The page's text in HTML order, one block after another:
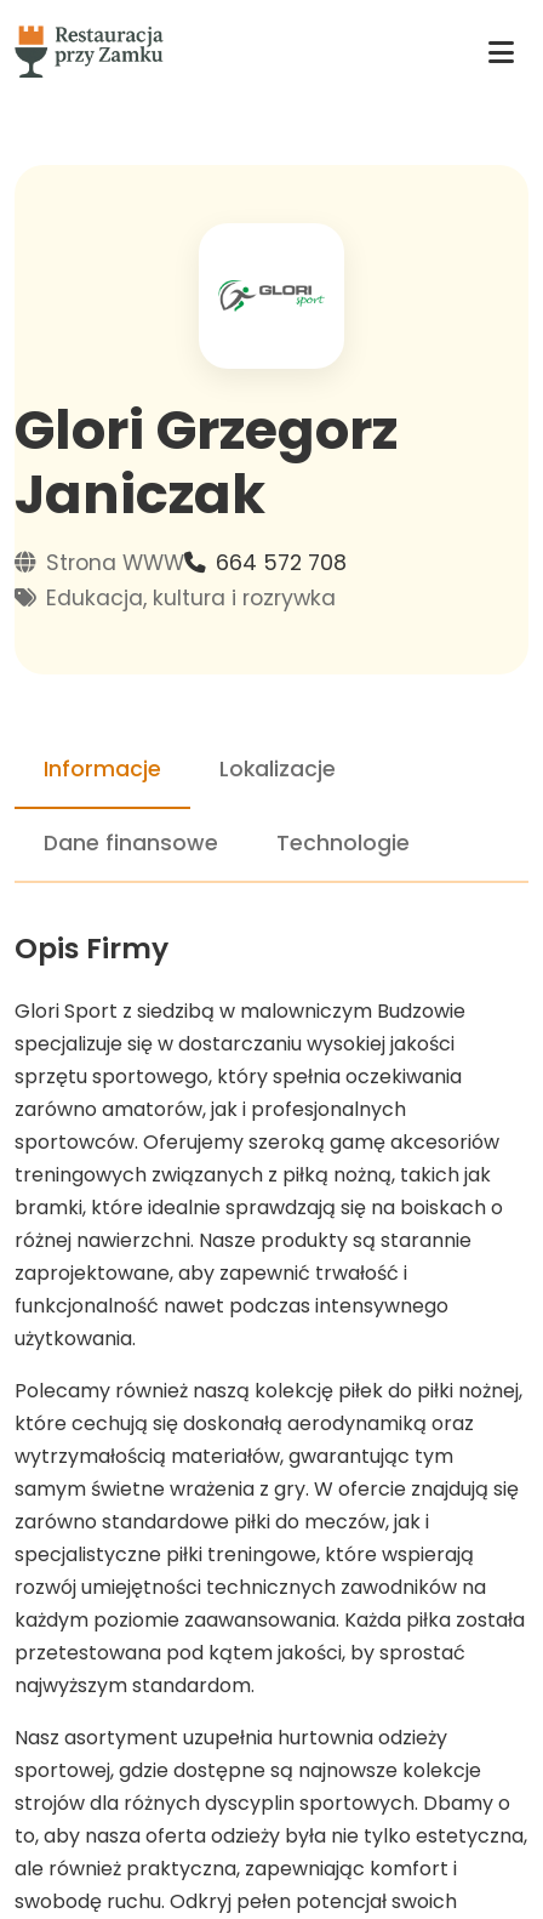
Glori Grzegorz
Janiczak
Strona WWW
664 572 708
Edukacja, kultura i rozrywka
Informacje Lokalizacje
Dane finansowe Technologie
Opis Firmy
Glori Sport z siedzibą w malowniczym Budzowie
specjalizuje się w dostarczaniu wysokiej jakości
sprzętu sportowego, który spełnia oczekiwania
zarówno amatorów, jak i profesjonalnych
sportowców. Oferujemy szeroką gamę akcesoriów
treningowych związanych z piłką nożną, takich jak
bramki, które idealnie sprawdzają się na boiskach o
różnej nawierzchni. Nasze produkty są starannie
zaprojektowane, aby zapewnić trwałość i
funkcjonalność nawet podczas intensywnego
użytkowania.
Polecamy również naszą kolekcję piłek do piłki nożnej,
które cechują się doskonałą aerodynamiką oraz
wytrzymałością materiałów, gwarantując tym
samym świetne wrażenia z gry. W ofercie znajdują się
zarówno standardowe piłki do meczów, jak i
specjalistyczne piłki treningowe, które wspierają
rozwój umiejętności technicznych zawodników na
każdym poziomie zaawansowania. Każda piłka została
przetestowana pod kątem jakości, by sprostać
najwyższym standardom.
Nasz asortyment uzupełnia hurtownia odzieży
sportowej, gdzie dostępne są najnowsze kolekcje
strojów dla różnych dyscyplin sportowych. Dbamy o
to, aby nasza oferta odzieży była nie tylko estetyczna,
ale również praktyczna, zapewniając komfort i
swobodę ruchu. Odkryj pełen potencjał swoich